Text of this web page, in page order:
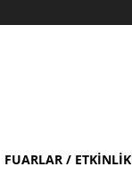
FUARLAR /